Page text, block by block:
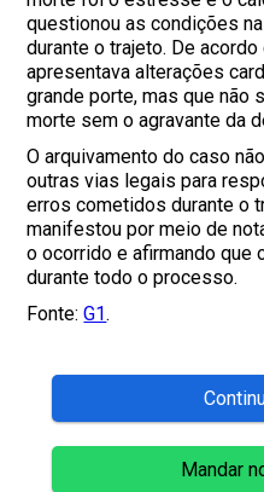
questionou as condições
durante o trajeto. De
apresentava alterações
grande porte, mas que não
morte sem o agravante da
O arquivamento do caso
outras vias legais para
erros cometidos durante o
manifestou por meio de
o ocorrido e afirmando que
durante todo o processo.
Fonte:G1.
Mandar